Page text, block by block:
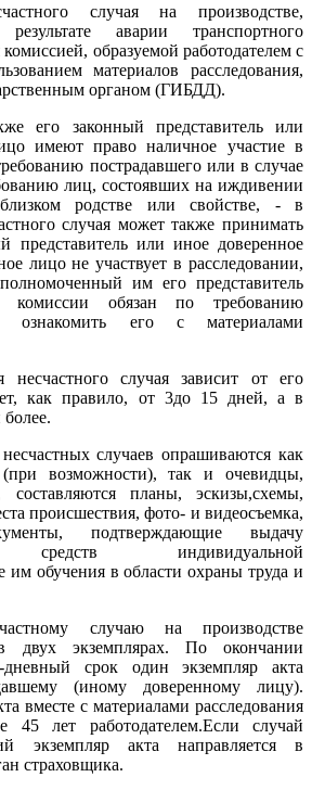
случая на производстве,
аварии транспортного
комиссией, образуемой работодателем с
материалов расследования,
органом (ГИБДД).
его законный представитель или
имеют право наличное участие в
пострадавшего или в случае
лиц, состоявших на иждивении
родстве или свойстве, - в
случая может также принимать
представитель или иное доверенное
лицо не участвует в расследовании,
им его представитель
комиссии обязан по требованию
ознакомить его с материалами
несчастного случая зависит от его
как правило, от 3до 15 дней, а в
случаев опрашиваются как
возможности), так и очевидцы,
составляются планы, эскизы,схемы,
происшествия, фото- и видеосъемка,
подтверждающие выдачу
средств индивидуальной
им обучения в области охраны труда и
случаю на производстве
двух экземплярах. По окончании
дневный срок один экземпляр акта
(иному доверенному лицу).
вместе с материалами расследования
45 лет работодателем.Если случай
экземпляр акта направляется в
страховщика.